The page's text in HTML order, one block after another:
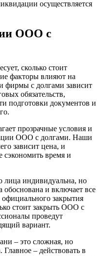
осуществляется
ООО с
сколько стоит
факторы влияют на
фирмы с долгами зависит
обязательств,
подготовки документов и
прозрачные условия и
ООО с долгами. Наши
зависит цена, и
время и
лица индивидуальна, но
обоснована и включает все
закрытия
стоит закрыть ООО с
проведут
вариант.
– это сложная, но
– действовать в